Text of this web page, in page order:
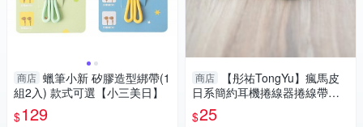
商店 蠟筆小新 矽膠造型綁帶(1
組2入) 款式可選【小三美日】
$129
商店
【彤祐TongYu】瘋馬皮
日系簡約耳機捲線器捲線帶捲
線收納帶
$25